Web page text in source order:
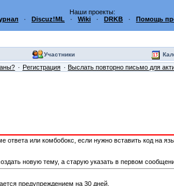
Наши проекты:
· Discuz!ML · Wiki · DRKB · Помощь
Участники
Регистрация Выслать повторно письмо для
ответа или комбобокс, если нужно вставить код на
новую тему, а старую указать в первом
предупреждением на 30 дней.